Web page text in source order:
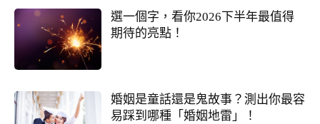
選一個字，看你2026下半年最值得
期待的亮點！
婚姻是童話還是鬼故事？測出你最容
易踩到哪種「婚姻地雷」！